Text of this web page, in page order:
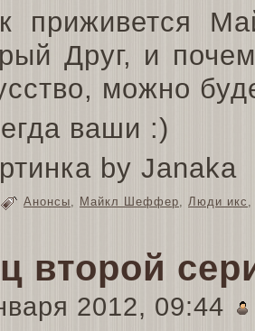
приживется
Друг, и
можно
ваши :)
by Janaka
Анонсы, Майкл Шеффер, Люди икс
второй
2012, 09:44